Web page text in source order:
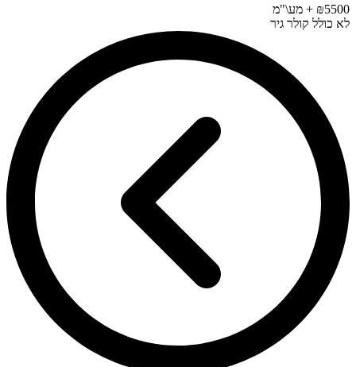
₪5500 + מע\"מ
לא כולל קולר גיר